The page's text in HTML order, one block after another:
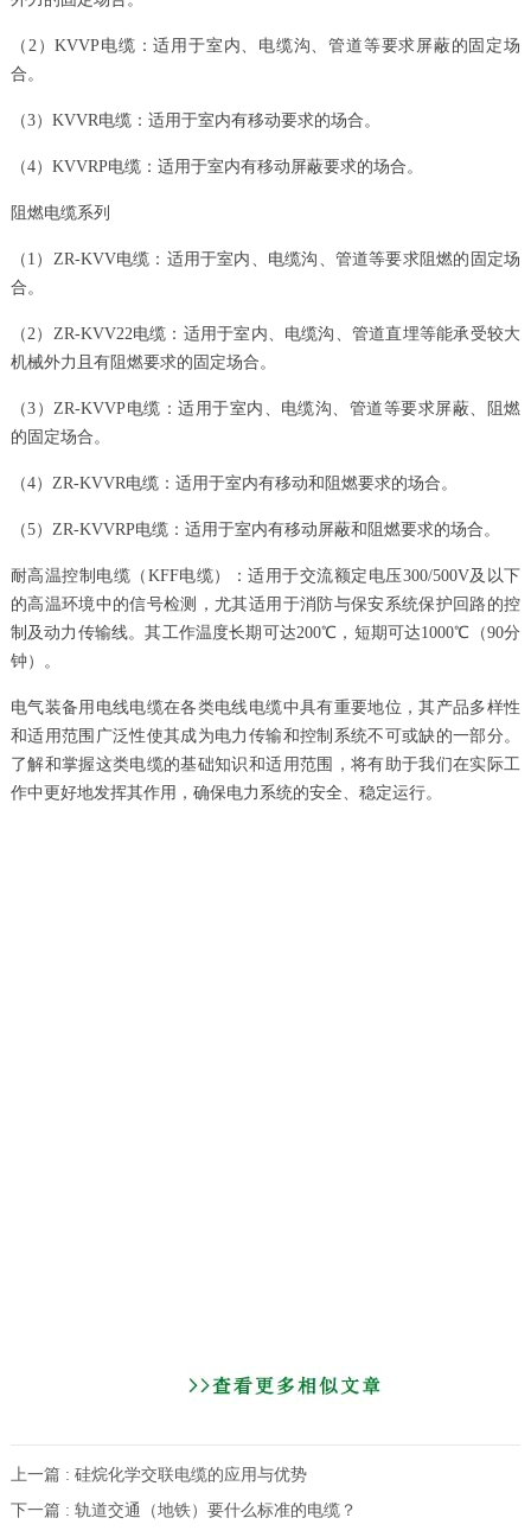
（2）KVVP电缆：适用于室内、电缆沟、管道等要求屏蔽的固定场
合。
（3）KVVR电缆：适用于室内有移动要求的场合。
（4）KVVRP电缆：适用于室内有移动屏蔽要求的场合。
阻燃电缆系列
（1）ZR-KVV电缆：适用于室内、电缆沟、管道等要求阻燃的固定场
合。
（2）ZR-KVV22电缆：适用于室内、电缆沟、管道直埋等能承受较大
机械外力且有阻燃要求的固定场合。
（3）ZR-KVVP电缆：适用于室内、电缆沟、管道等要求屏蔽、阻燃
的固定场合。
（4）ZR-KVVR电缆：适用于室内有移动和阻燃要求的场合。
（5）ZR-KVVRP电缆：适用于室内有移动屏蔽和阻燃要求的场合。
耐高温控制电缆（KFF电缆）：适用于交流额定电压300/500V及以下
的高温环境中的信号检测，尤其适用于消防与保安系统保护回路的控
制及动力传输线。其工作温度长期可达200℃，短期可达1000℃（90分
钟）。
电气装备用电线电缆在各类电线电缆中具有重要地位，其产品多样性
和适用范围广泛性使其成为电力传输和控制系统不可或缺的一部分。
了解和掌握这类电缆的基础知识和适用范围，将有助于我们在实际工
作中更好地发挥其作用，确保电力系统的安全、稳定运行。
上一篇 : 硅烷化学交联电缆的应用与优势
下一篇 : 轨道交通（地铁）要什么标准的电缆？